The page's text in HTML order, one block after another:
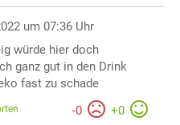
um 07:36 Uhr
würde hier doch
ganz gut in den Drink
fast zu schade
-0 +0